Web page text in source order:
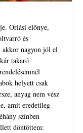
Óriási előnye,
és
akkor nagyon jól el
takaró
helyett csak
anyag nem vész
amit eredetileg
színben
döntöttem: